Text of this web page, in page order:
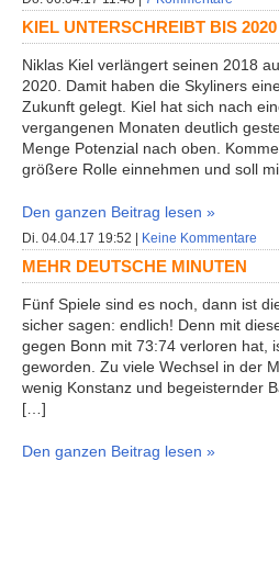
KIEL UNTERSCHREIBT BIS 2020
Niklas Kiel verlängert seinen 2018
2020. Damit haben die Skyliners
Zukunft gelegt. Kiel hat sich nach
vergangenen Monaten deutlich
Menge Potenzial nach oben.
größere Rolle einnehmen und soll
Den ganzen Beitrag lesen »
Di. 04.04.17 19:52 | Keine Kommentare
MEHR DEUTSCHE MINUTEN
Fünf Spiele sind es noch, dann ist
sicher sagen: endlich! Denn mit
gegen Bonn mit 73:74 verloren hat,
geworden. Zu viele Wechsel in der
wenig Konstanz und begeisternder
[…]
Den ganzen Beitrag lesen »